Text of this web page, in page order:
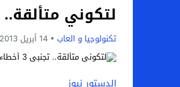
اراء و اقلام
مال و اعمال –
اخبار العرب –
لتكوني متألقة.. تجنبي 3
تكنولوجيا و العاب 14 أبريل 2013
الدستور نيوز